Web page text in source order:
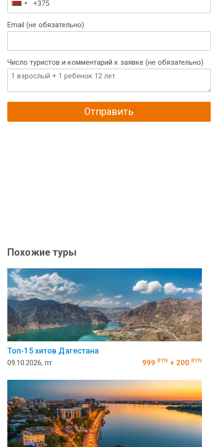
Беларусь
+375
Email (не обязательно)
Число туристов и комментарий к заявке (не обязательно)
Отправить
Похожие туры
Топ-15 хитов Дагестана
09.10.2026, пт 999 BYN + 200 BYN